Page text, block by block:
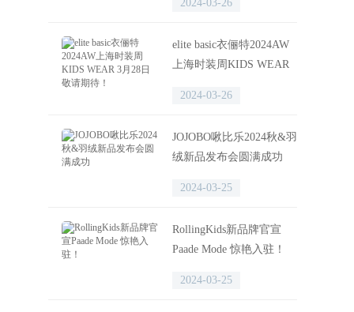
2024-03-26
elite basic衣俪特2024AW
上海时装周KIDS WEAR
2024-03-26
JOJOBO啾比乐2024秋&羽
绒新品发布会圆满成功
2024-03-25
RollingKids新品牌官宣
Paade Mode 惊艳入驻！
2024-03-25